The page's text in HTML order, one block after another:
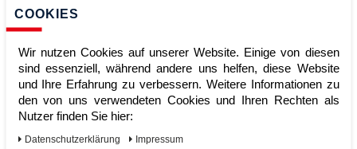
Sofort lieferbar
COOKIES
Wir nutzen Cookies auf unserer Website. Einige von diesen
sind essenziell, während andere uns helfen, diese Website
und Ihre Erfahrung zu verbessern. Weitere Informationen zu
den von uns verwendeten Cookies und Ihren Rechten als
Nutzer finden Sie hier:
Daten­schutz­erklärung Impressum